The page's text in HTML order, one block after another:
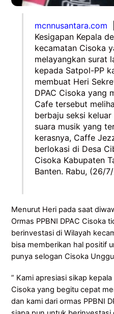
mcnnusantara.com
Kesigapan Kepala
kecamatan Cisoka
melayangkan surat
kepada Satpol-PP
membuat Heri
DPAC Cisoka yang
Cafe tersebut
berbaju seksi
suara musik yang
kerasnya, Caffe
berlokasi di Desa
Cisoka Kabupaten
Banten. Rabu, (26/
Menurut Heri pada saat
Ormas PPBNI DPAC Cisoka
berinvestasi di Wilayah
bisa memberikan hal positif
punya selogan Cisoka
” Kami apresiasi sikap
Cisoka yang begitu cepat
dan kami dari ormas PPBNI